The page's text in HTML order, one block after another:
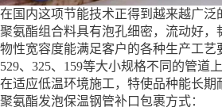
在国内这项节能技术正得到越来越广泛
聚氨酯组合料具有泡孔细密，流动好，
物性宽容度能满足客户的各种生产工艺
529、325、159等大小规格不同的管道
在适应低温环境施工，特使品种能长期
聚氨酯发泡保温钢管补口包裹方式：